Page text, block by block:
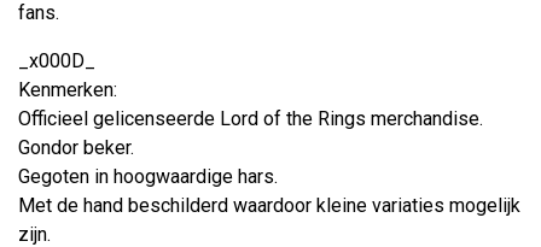
fans.
_x000D_
Kenmerken:
Officieel gelicenseerde Lord of the Rings merchandise.
Gondor beker.
Gegoten in hoogwaardige hars.
Met de hand beschilderd waardoor kleine variaties mogelijk
zijn.